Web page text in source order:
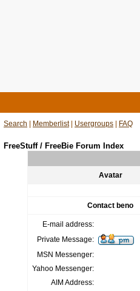
Search Memberlist| Usergroups FAQ
FreeStuff / FreeBie Forum Index
Avatar
Contact beno
E-mail address:
Private Message:
MSN Messenger:
Yahoo Messenger:
AIM Address: